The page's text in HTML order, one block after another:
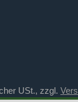
USt., zzgl.